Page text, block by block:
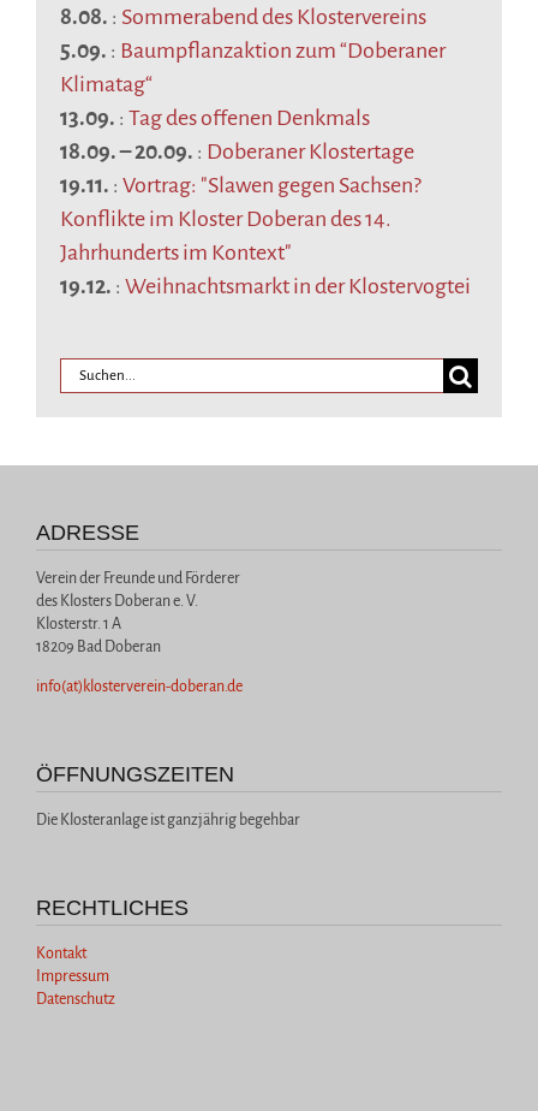
8.08. : Sommerabend des Klostervereins
5.09. : Baumpflanzaktion zum “Doberaner
Klimatag“
13.09. : Tag des offenen Denkmals
18.09. –20.09. : Doberaner Klostertage
19.11. : Vortrag: "Slawen gegen Sachsen?
Konflikte im Kloster Doberan des 14.
Jahrhunderts im Kontext"
19.12. : Weihnachtsmarkt in der Klostervogtei
ADRESSE
Verein der Freunde und Förderer
des Klosters Doberan e. V.
Klosterstr. 1 A
18209 Bad Doberan
info(at)klosterverein-doberan.de
ÖFFNUNGSZEITEN
Die Klosteranlage ist ganzjährig begehbar
RECHTLICHES
Kontakt
Impressum
Datenschutz